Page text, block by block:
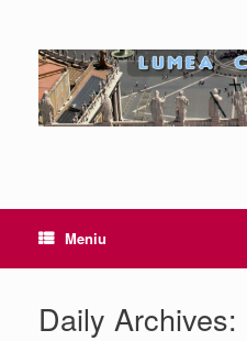
Meniu
Daily Archives: